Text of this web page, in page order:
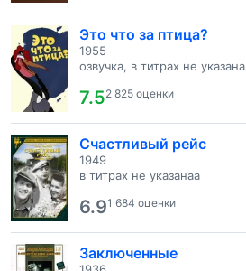
Это что за птица?
1955
озвучка, в титрах не указана
7.52 825 оценки
Счастливый рейс
1949
в титрах не указанаа
6.91 684 оценки
Заключенные